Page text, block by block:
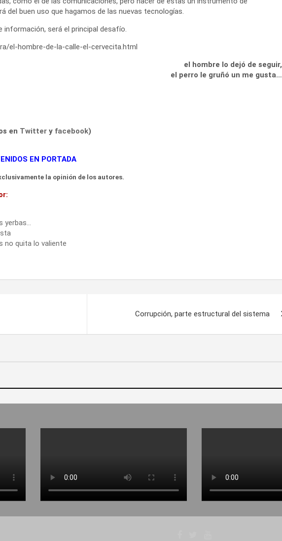
del buen uso que hagamos de las nuevas tecnologías.
información, será el principal desafío.
el-hombre-de-la-calle-el-cervecita.html
el hombre lo dejó de seguir,
el perro le gruñó un me gusta…
en Twitter y facebook)
EN PORTADA
la opinión de los autores.
no quita lo valiente
Corrupción, parte estructural del sistema